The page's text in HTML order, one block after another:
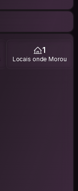
1
Locais onde Morou